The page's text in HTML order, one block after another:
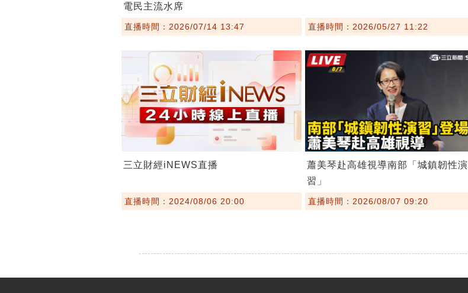
電民主流水席
直播時間：2026/07/14 13:47 直播時間：2026/05/27 11:22
三立財經iNEWS直播
直播時間：2024/08/06 20:00
蕭美琴赴高雄視導南部「城鎮韌性演
習」
直播時間：2026/08/07 09:20